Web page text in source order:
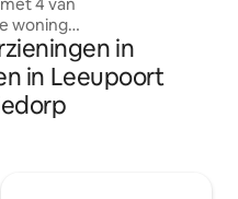
en-suite
een
stellen of
genieten van natuur en
en fietsen tussen
in
in Leeupoort